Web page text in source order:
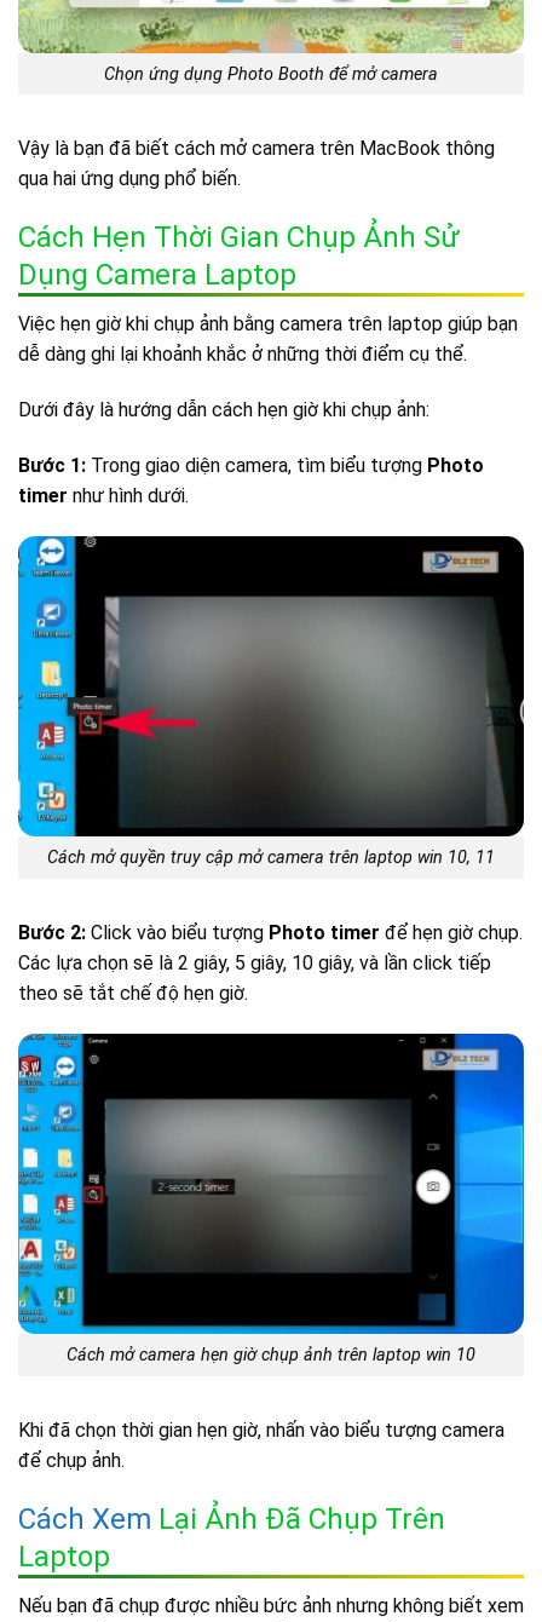
Chọn ứng dụng Photo Booth để mở camera
Vậy là bạn đã biết cách mở camera trên MacBook thông
qua hai ứng dụng phổ biến.
Cách Hẹn Thời Gian Chụp Ảnh Sử
Dụng Camera Laptop
Việc hẹn giờ khi chụp ảnh bằng camera trên laptop giúp bạn
dễ dàng ghi lại khoảnh khắc ở những thời điểm cụ thể.
Dưới đây là hướng dẫn cách hẹn giờ khi chụp ảnh:
Bước 1: Trong giao diện camera, tìm biểu tượng Photo
timer như hình dưới.
Cách mở quyền truy cập mở camera trên laptop win 10, 11
Bước 2: Click vào biểu tượng Photo timer để hẹn giờ chụp.
Các lựa chọn sẽ là 2 giây, 5 giây, 10 giây, và lần click tiếp
theo sẽ tắt chế độ hẹn giờ.
Cách mở camera hẹn giờ chụp ảnh trên laptop win 10
Khi đã chọn thời gian hẹn giờ, nhấn vào biểu tượng camera
để chụp ảnh.
Cách Xem Lại Ảnh Đã Chụp Trên
Laptop
Nếu bạn đã chụp được nhiều bức ảnh nhưng không biết xem